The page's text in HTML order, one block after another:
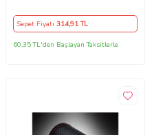
Sepet Fiyatı314,91 TL
60,35 TL'den Başlayan Taksitlerle